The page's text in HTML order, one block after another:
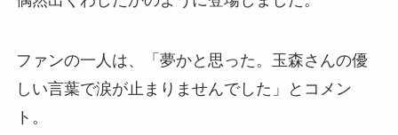
ファンの一人は、「夢かと思った。玉森さんの優
しい言葉で涙が止まりませんでした」とコメン
ト。